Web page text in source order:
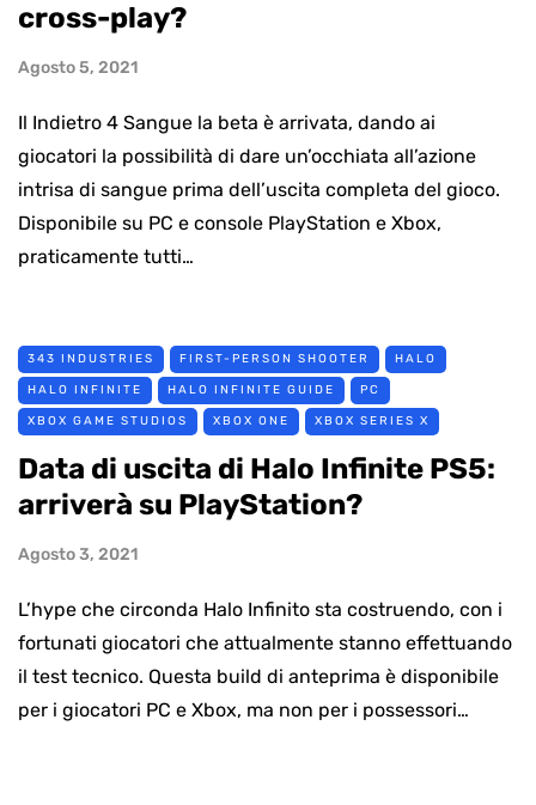
cross-play?
Agosto 5, 2021
Il Indietro 4 Sangue la beta è arrivata, dando ai
giocatori la possibilità di dare un’occhiata all’azione
intrisa di sangue prima dell’uscita completa del gioco.
Disponibile su PC e console PlayStation e Xbox,
praticamente tutti…
343 INDUSTRIES FIRST-PERSON SHOOTER HALO
HALO INFINITE HALO INFINITE GUIDE PC
XBOX GAME STUDIOS XBOX ONE XBOX SERIES X
Data di uscita di Halo Infinite PS5:
arriverà su PlayStation?
Agosto 3, 2021
L’hype che circonda Halo Infinito sta costruendo, con i
fortunati giocatori che attualmente stanno effettuando
il test tecnico. Questa build di anteprima è disponibile
per i giocatori PC e Xbox, ma non per i possessori…